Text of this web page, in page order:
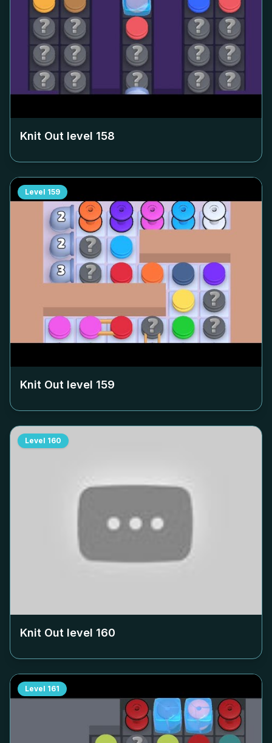
Knit Out level 158
Level 159
Knit Out level 159
Level 160
Knit Out level 160
Level 161